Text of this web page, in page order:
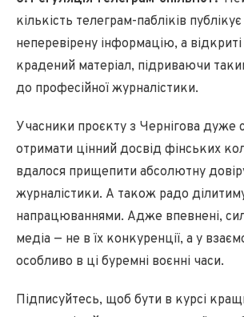
кількість телеграм-пабліків
неперевірену інформацію, а
крадений матеріал, підриваючи
до професійної журналістики.
Учасники проєкту з Чернігова дуже
отримати цінний досвід фінських
вдалося прищепити абсолютну
журналістики. А також радо
напрацюваннями. Адже впевнені,
медіа — не в їх конкуренції, а у
особливо в ці буремні воєнні часи.
Підписуйтесь, щоб бути в курсі